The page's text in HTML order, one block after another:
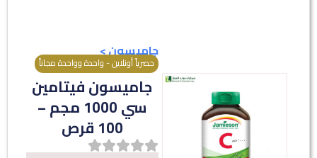
جاميسون>
حصرياً أونلاين - واحدة وواحدة مجاناً
جاميسون فيتامين
سي 1000 مجم –
100 قرص